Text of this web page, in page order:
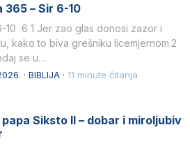
365 – Sir 6-10
6 1 Jer zao glas donosi zazor i
kako to biva grešniku licemjernom.2
se u…
· BIBLIJA · 11 minute čitanja
Siksto II – dobar i miroljubiv